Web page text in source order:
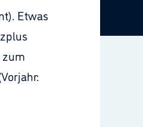
Etwas